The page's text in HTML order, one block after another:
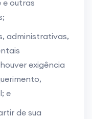
e outras
administrativas,
exigência
e
de sua